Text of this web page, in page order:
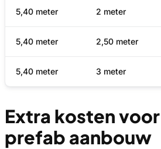
5,40 meter 2 meter
5,40 meter 2,50 meter
5,40 meter 3 meter
Extra kosten
prefab aanbouw